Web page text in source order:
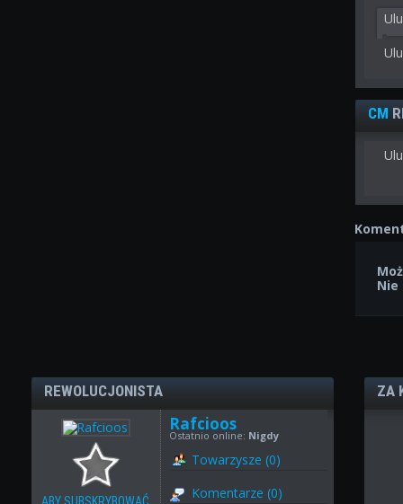
CM
REWOLUCJONISTA
Rafcioos
Ostatnio online: Nigdy
Towarzysze (0)
Komentarze (0)
ZA